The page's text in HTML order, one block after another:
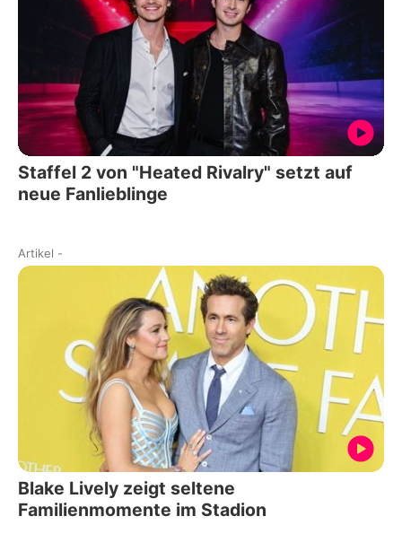
Staffel 2 von "Heated Rivalry" setzt auf
neue Fanlieblinge
Artikel -
Blake Lively zeigt seltene
Familienmomente im Stadion